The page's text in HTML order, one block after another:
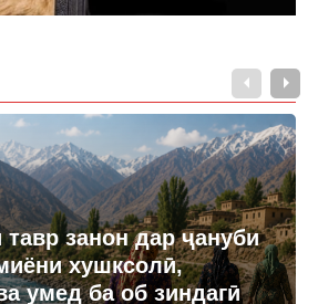
занон дар ҷануби
хушксолӣ,
умед ба об зиндагӣ